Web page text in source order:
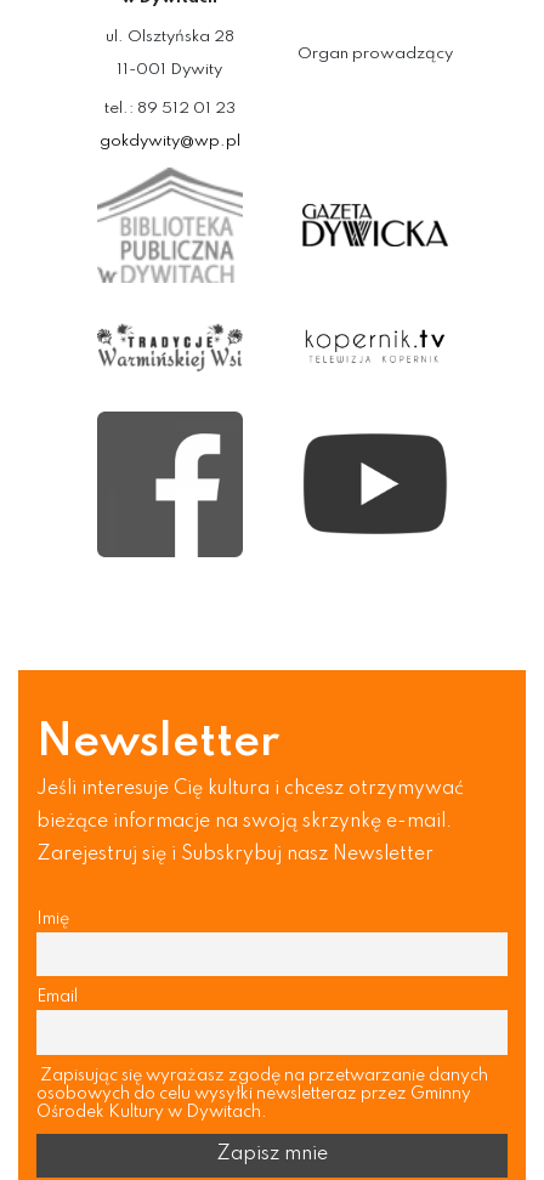
ul. Olsztyńska 28
11-001 Dywity
tel.: 89 512 01 23
gokdywity@wp.pl
Organ prowadzący
Newsletter
Jeśli interesuje Cię kultura i chcesz otrzymywać
bieżące informacje na swoją skrzynkę e-mail.
Zarejestruj się i Subskrybuj nasz Newsletter
Imię
Email
Zapisując się wyrażasz zgodę na przetwarzanie danych
osobowych do celu wysyłki newsletteraz przez Gminny
Ośrodek Kultury w Dywitach.